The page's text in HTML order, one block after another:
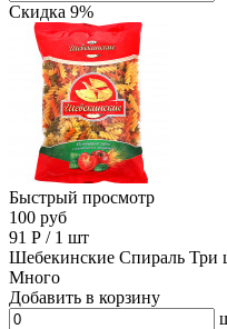
Скидка 9%
Быстрый просмотр
100 руб
91 Р / 1 шт
Шебекинские Спираль Три
Много
Добавить в корзину